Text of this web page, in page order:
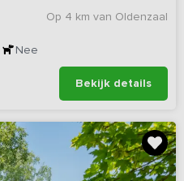
Op 4 km van Oldenzaal
Nee
Bekijk details